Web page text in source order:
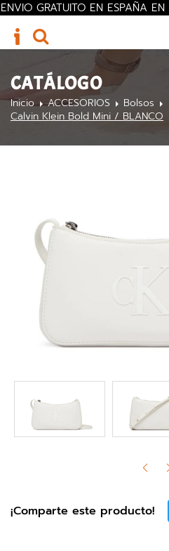
ENVIO GRATUITO EN ESPAÑA
CATÁLOGO
Inicio ACCESORIOS
Bolsos
Calvin Klein Bold Mini / BLANCO
¡Comparte este producto!